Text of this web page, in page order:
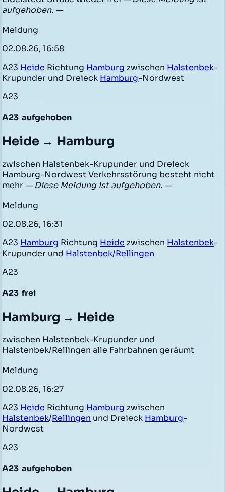
aufgehoben. —
Meldung
02.08.26, 16:58
A23 Heide Richtung Hamburg zwischen Halstenbek-
Krupunder und Dreieck Hamburg-Nordwest
A23
A23 aufgehoben
Heide → Hamburg
zwischen Halstenbek-Krupunder und Dreieck
Hamburg-Nordwest Verkehrsstörung besteht nicht
mehr — Diese Meldung ist aufgehoben. —
Meldung
02.08.26, 16:31
A23 Hamburg Richtung Heide zwischen Halstenbek-
Krupunder und Halstenbek/Rellingen
A23
A23 frei
Hamburg → Heide
zwischen Halstenbek-Krupunder und
Halstenbek/Rellingen alle Fahrbahnen geräumt
Meldung
02.08.26, 16:27
A23 Heide Richtung Hamburg zwischen
Halstenbek/Rellingen und Dreieck Hamburg-
Nordwest
A23
A23 aufgehoben